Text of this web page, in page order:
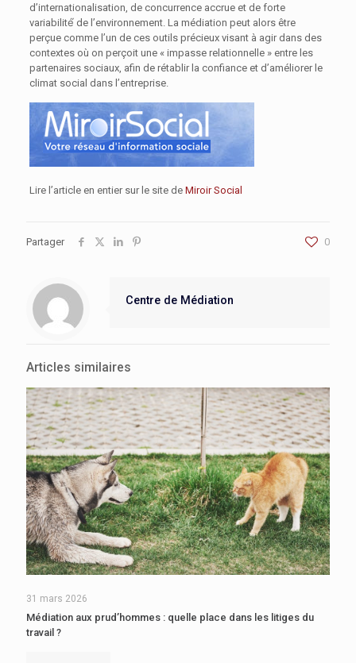
d’internationalisation, de concurrence accrue et de forte
variabilité́ de l’environnement. La médiation peut alors être
perçue comme l’un de ces outils précieux visant à agir dans des
contextes où on perçoit une « impasse relationnelle » entre les
partenaires sociaux, afin de rétablir la confiance et d’améliorer le
climat social dans l’entreprise.
Lire l’article en entier sur le site de Miroir Social
Partager 0
Centre de Médiation
Articles similaires
31 mars 2026
Médiation aux prud’hommes : quelle place dans les litiges du
travail ?